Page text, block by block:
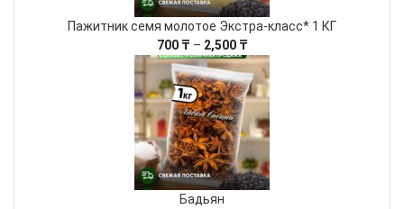
Пажитник семя молотое Экстра-класс* 1 КГ
700 ₸ – 2,500 ₸Диапазон
цен:
700 ₸
–
2,500 ₸
Бадьян